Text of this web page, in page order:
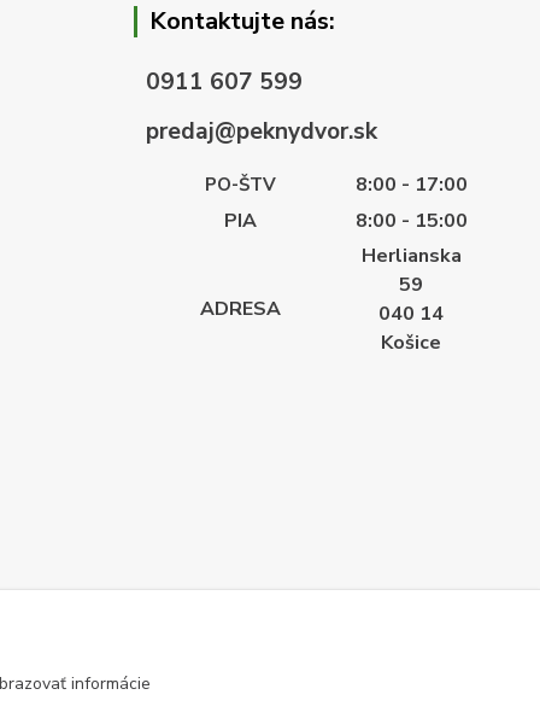
Kontaktujte nás:
0911 607 599
predaj@peknydvor.sk
PO-ŠTV
8:00 - 17:00
PIA
8:00 - 15:00
ADRESA
Herlianska
59
040 14
Košice
informácie